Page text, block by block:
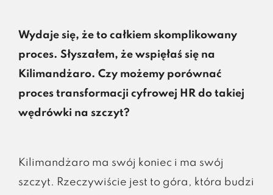
Wydaje się, że to całkiem skomplikowany
proces. Słyszałem, że wspięłaś się na
Kilimandżaro. Czy możemy porównać
proces transformacji cyfrowej HR do takiej
wędrówki na szczyt?
Kilimandżaro ma swój koniec i ma swój
szczyt. Rzeczywiście jest to góra, która budzi